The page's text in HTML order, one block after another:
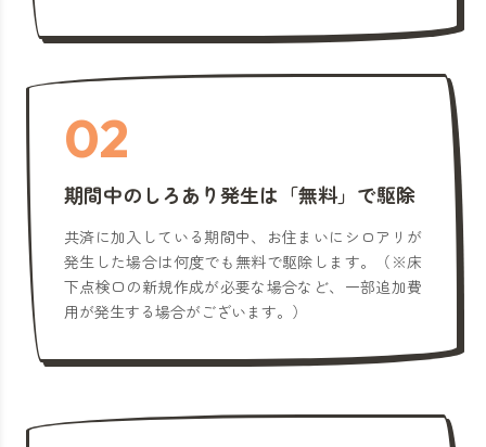
02
期間中のしろあり発生は「無料」で駆除
共済に加入している期間中、お住まいにシロアリが
発生した場合は何度でも無料で駆除します。（※床
下点検口の新規作成が必要な場合など、一部追加費
用が発生する場合がございます。）